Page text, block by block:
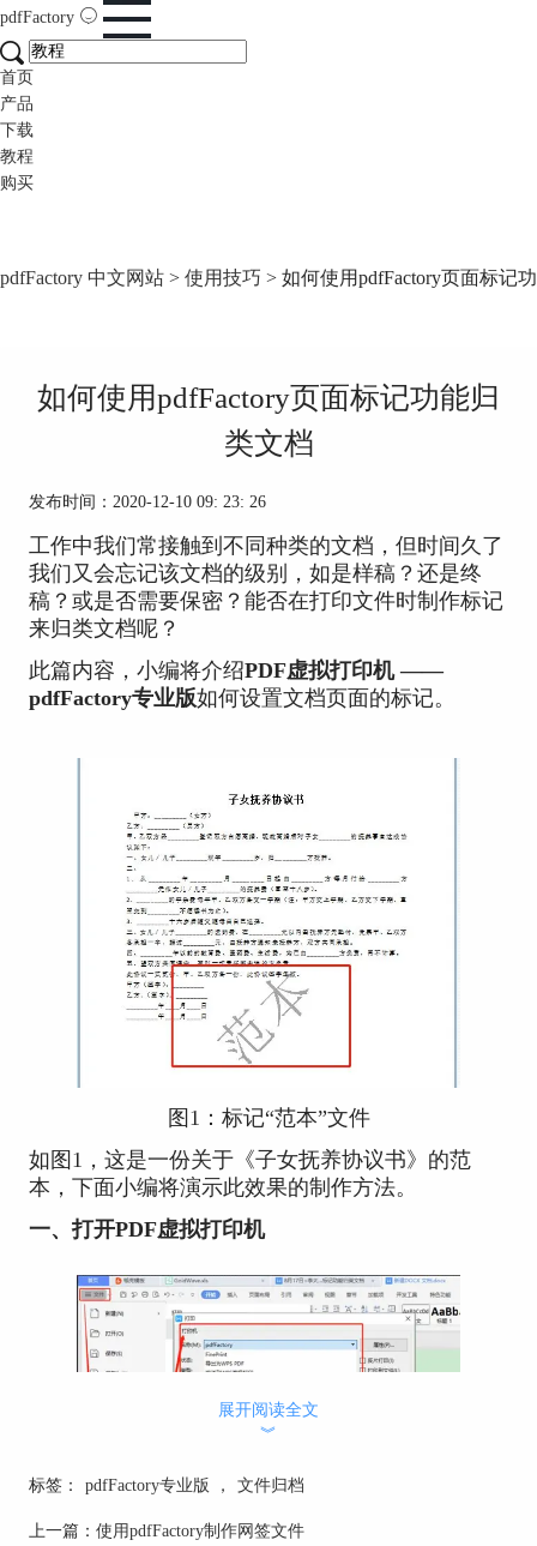
pdfFactory
首页
产品
下载
教程
购买
pdfFactory 中文网站 > 使用技巧 > 如何使用pdfFactory页面标记
如何使用pdfFactory页面标记功能归
类文档
发布时间：2020-12-10 09: 23: 26
工作中我们常接触到不同种类的文档，但时间久了
我们又会忘记该文档的级别，如是样稿？还是终
稿？或是否需要保密？能否在打印文件时制作标记
来归类文档呢？
此篇内容，小编将介绍PDF虚拟打印机 ——
pdfFactory专业版如何设置文档页面的标记。
图1：标记“范本”文件
如图1，这是一份关于《子女抚养协议书》的范
本，下面小编将演示此效果的制作方法。
一、打开PDF虚拟打印机
展开阅读全文
︾
标签： pdfFactory专业版 ， 文件归档
上一篇： 使用pdfFactory制作网签文件